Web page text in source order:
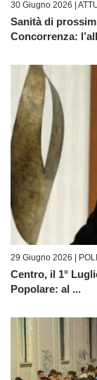
30 Giugno 2026 |
Sanità di
Concorrenza:
29 Giugno 2026 |
Centro, il 1°
Popolare: al ...